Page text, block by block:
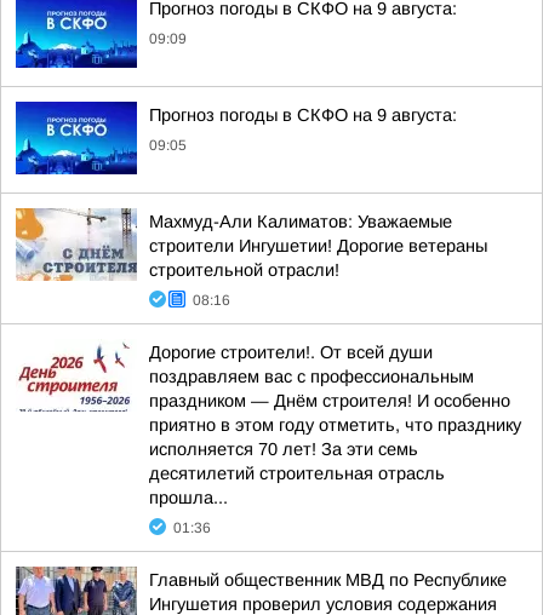
Прогноз погоды в СКФО на 9 августа:
09:09
Прогноз погоды в СКФО на 9 августа:
09:05
Махмуд-Али Калиматов: Уважаемые
строители Ингушетии! Дорогие ветераны
строительной отрасли!
08:16
Дорогие строители!. От всей души
поздравляем вас с профессиональным
праздником — Днём строителя! И особенно
приятно в этом году отметить, что празднику
исполняется 70 лет! За эти семь
десятилетий строительная отрасль
прошла...
01:36
Главный общественник МВД по Республике
Ингушетия проверил условия содержания